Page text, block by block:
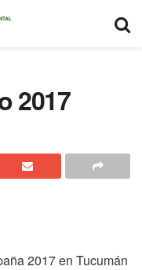
2017
2017 en Tucumán